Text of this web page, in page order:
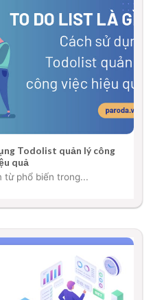
Todolist quản lý công
quả
từ phổ biến trong...